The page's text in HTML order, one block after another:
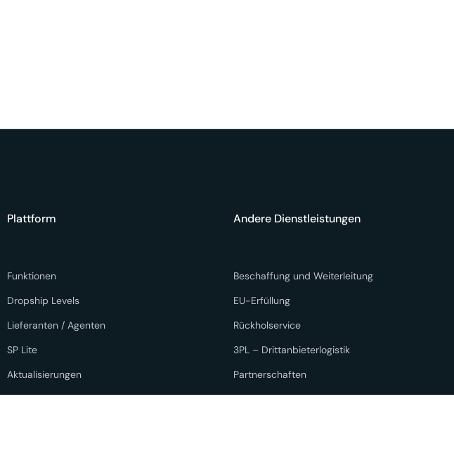
Plattform
Funktionen
Dropship Levels
Lieferanten / Agenten
SP Lite
Aktualisierungen
Andere Dienstleistungen
Beschaffung und Weiterleitung
EU-Erfüllung
Rückholservice
3PL – Drittanbieterlogistik
Partnerschaften